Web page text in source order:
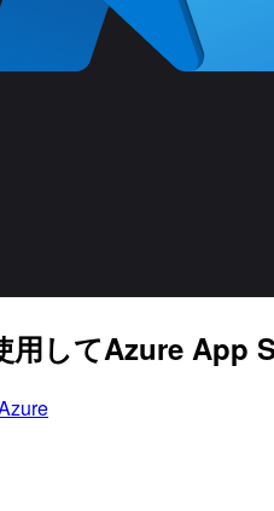
してAzure App